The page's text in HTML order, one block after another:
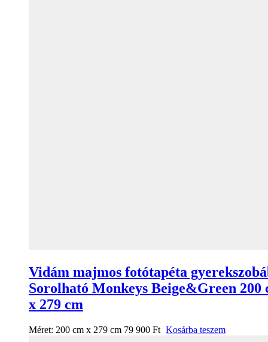
Vidám majmos fotótapéta
Sorolható Monkeys Beige&Green 200
x 279 cm
Méret: 200 cm x 279 cm 79 900 Ft Kosárba teszem